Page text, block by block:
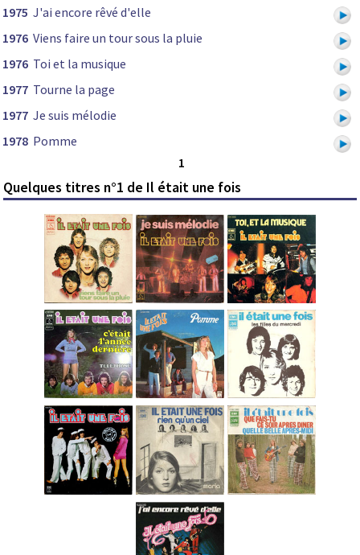
1975 J'ai encore rêvé d'elle
1976 Viens faire un tour sous la pluie
1976 Toi et la musique
1977 Tourne la page
1977 Je suis mélodie
1978 Pomme
1
Quelques titres n°1 de Il était une fois